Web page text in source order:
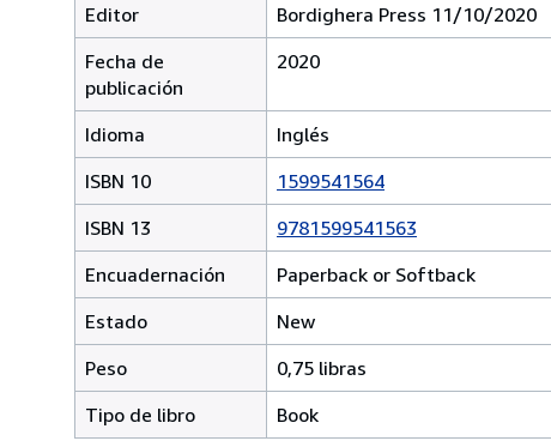
Editor
Bordighera Press 11/10/2020
Fecha de
publicación
2020
Idioma
Inglés
ISBN 10
1599541564
ISBN 13
9781599541563
Encuadernación
Paperback or Softback
Estado
New
Peso
0,75 libras
Tipo de libro
Book